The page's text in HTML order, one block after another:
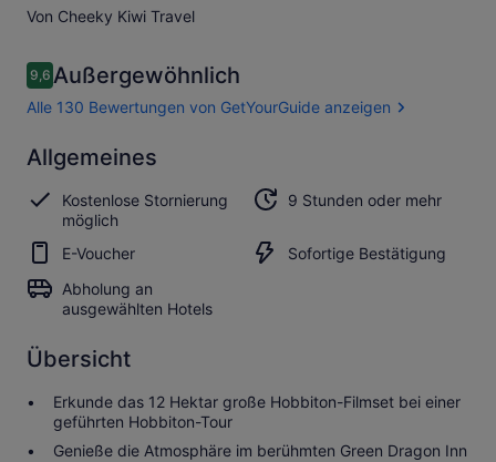
Von Cheeky Kiwi Travel
Bewertungen
9,69,6 von 10.
Außergewöhnlich
Alle 130 Bewertungen von GetYourGuide anzeigen
9.69.6 von 10
Außergewöhnlich
Alle 130
Bewertungen
GetYourGuide
anzeigen
Allgemeines
Kostenlose Stornierung
möglich
9 Stunden oder mehr
E-Voucher
Sofortige Bestätigung
Abholung an
ausgewählten Hotels
Übersicht
Erkunde das 12 Hektar große Hobbiton-Filmset bei einer
geführten Hobbiton-Tour
Genieße die Atmosphäre im berühmten Green Dragon Inn